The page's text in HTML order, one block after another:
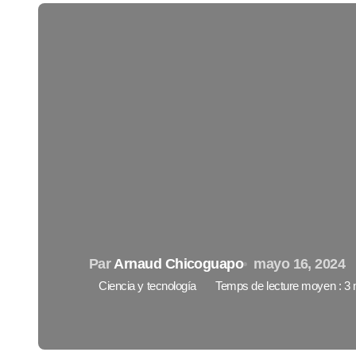
Par Arnaud Chicoguapo mayo 16, 2024
Ciencia y tecnología Temps de lecture moyen : 3